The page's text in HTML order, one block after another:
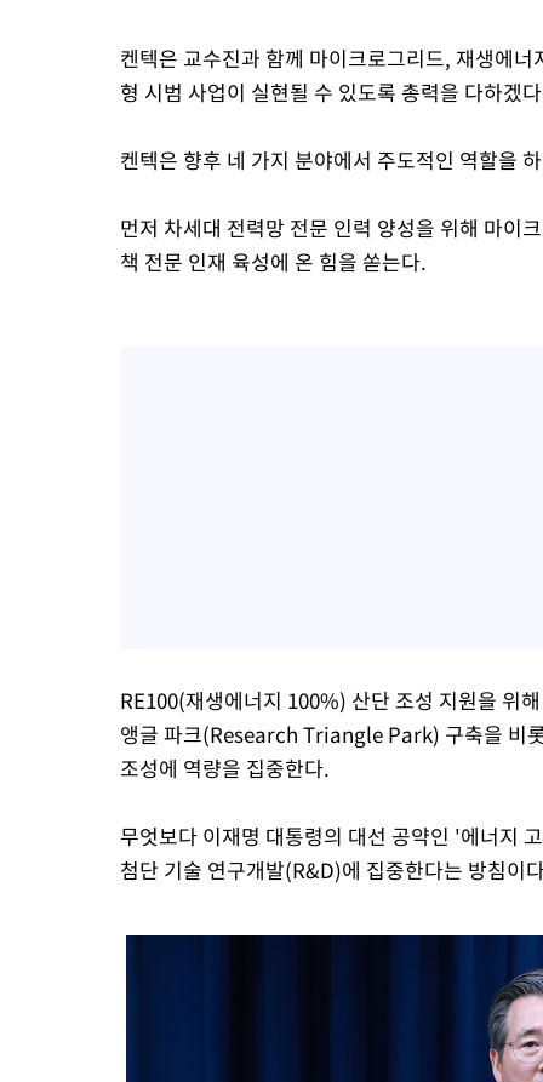
켄텍은 교수진과 함께 마이크로그리드, 재생에
형 시범 사업이 실현될 수 있도록 총력을 다하겠
켄텍은 향후 네 가지 분야에서 주도적인 역할을
먼저 차세대 전력망 전문 인력 양성을 위해 마이
책 전문 인재 육성에 온 힘을 쏟는다.
RE100(재생에너지 100%) 산단 조성 지원을 위
앵글 파크(Research Triangle Park) 구축을 비
조성에 역량을 집중한다.
무엇보다 이재명 대통령의 대선 공약인 '에너지
첨단 기술 연구개발(R&D)에 집중한다는 방침이